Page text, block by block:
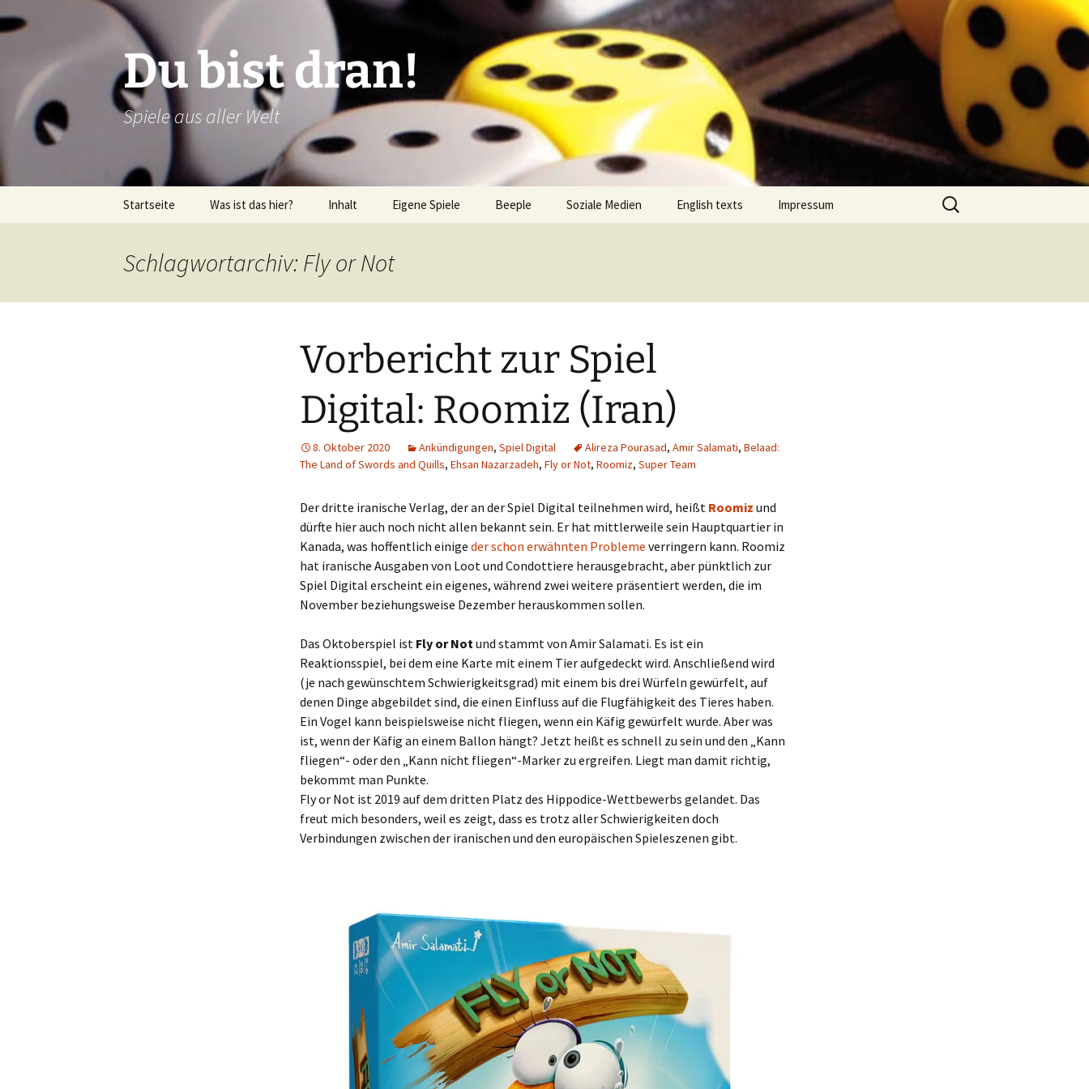
Inhalt
Du bist dran!
Spiele aus aller Welt
Startseite Was ist das hier? Inhalt
Verlagsliste Brasilien
Verlagsliste Costa Rica
Verlagsliste Ecuador
Verlagsliste Kolumbien
Verlagsliste Mexiko
Verlagsliste Peru
Verlagsliste Uruguay
Verlagsliste Venezuela
Eigene Spiele
Pari
Topfrosch
Tricky Bid
toi!
Unveröffentlichte Spiele
Beeple Soziale Medien English texts
Textos em Português
Impressum
Suchen
nach:
Schlagwortarchiv: Fly or Not
Vorbericht zur Spiel
Digital: Roomiz (Iran)
8. Oktober 2020 Ankündigungen, Spiel Digital Alireza Pourasad, Amir Salamati, Belaad:
The Land of Swords and Quills, Ehsan Nazarzadeh, Fly or Not, Roomiz, Super Team
Der dritte iranische Verlag, der an der Spiel Digital teilnehmen wird, heißt Roomiz und
dürfte hier auch noch nicht allen bekannt sein. Er hat mittlerweile sein Hauptquartier in
Kanada, was hoffentlich einige der schon erwähnten Probleme verringern kann. Roomiz
hat iranische Ausgaben von Loot und Condottiere herausgebracht, aber pünktlich zur
Spiel Digital erscheint ein eigenes, während zwei weitere präsentiert werden, die im
November beziehungsweise Dezember herauskommen sollen.
Das Oktoberspiel ist Fly or Notund stammt von Amir Salamati. Es ist ein
Reaktionsspiel, bei dem eine Karte mit einem Tier aufgedeckt wird. Anschließend wird
(je nach gewünschtem Schwierigkeitsgrad) mit einem bis drei Würfeln gewürfelt, auf
denen Dinge abgebildet sind, die einen Einfluss auf die Flugfähigkeit des Tieres haben.
Ein Vogel kann beispielsweise nicht fliegen, wenn ein Käfig gewürfelt wurde. Aber was
ist, wenn der Käfig an einem Ballon hängt? Jetzt heißt es schnell zu sein und den „Kann
fliegen“- oder den „Kann nicht fliegen“-Marker zu ergreifen. Liegt man damit richtig,
bekommt man Punkte.
Fly or Not ist 2019 auf dem dritten Platz des Hippodice-Wettbewerbs gelandet. Das
freut mich besonders, weil es zeigt, dass es trotz aller Schwierigkeiten doch
Verbindungen zwischen der iranischen und den europäischen Spieleszenen gibt.